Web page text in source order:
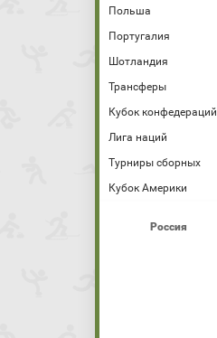
Польша
Португалия
Шотландия
Трансферы
Кубок конфедераций
Лига наций
Турниры сборных
Кубок Америки
Россия